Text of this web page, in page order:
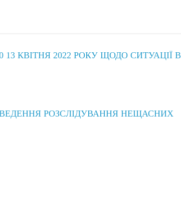
КВІТНЯ 2022 РОКУ ЩОДО СИТУАЦІЇ В
РОЗСЛІДУВАННЯ НЕЩАСНИХ